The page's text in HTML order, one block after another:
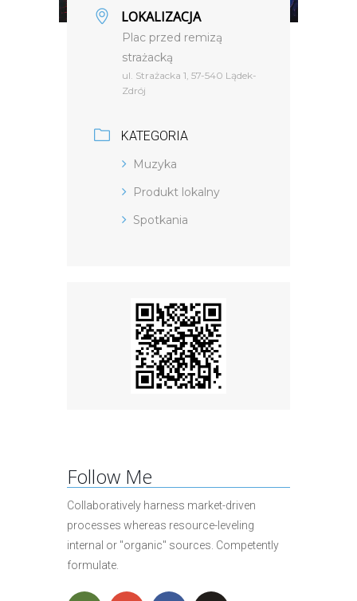
LOKALIZACJA
Plac przed remizą
strażacką
ul. Strażacka 1, 57-540 Lądek-
Zdrój
KATEGORIA
Muzyka
Produkt lokalny
Spotkania
Follow Me
Collaboratively harness market-driven
processes whereas resource-leveling
internal or "organic" sources. Competently
formulate.